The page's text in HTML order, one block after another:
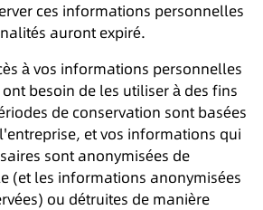
ces informations personnelles
auront expiré.
à vos informations personnelles
besoin de les utiliser à des fins
de conservation sont basées
et vos informations qui
sont anonymisées de
(et les informations anonymisées
ou détruites de manière